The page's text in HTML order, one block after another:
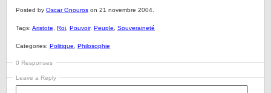
Posted by Oscar Gnouros on 21 novembre 2004.
Tags: Aristote Roi Pouvoir, Peuple Souveraineté
Categories: Politique Philosophie
0 Responses
Leave a Reply